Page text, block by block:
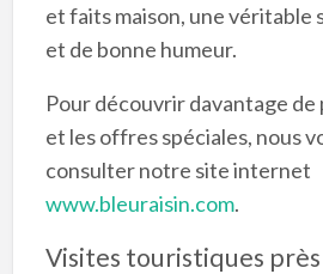
et faits maison, une véritable
et de bonne humeur.
Pour découvrir davantage
et les offres spéciales, nous
consulter notre site internet
www.bleuraisin.com.
Visites touristiques